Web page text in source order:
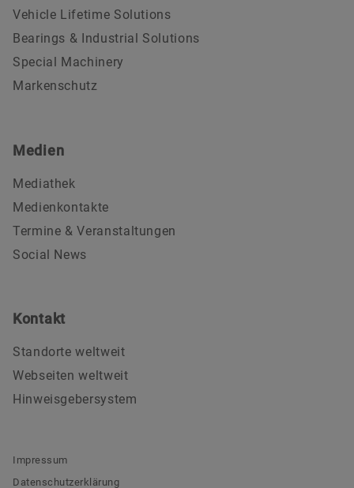
Vehicle Lifetime Solutions
Bearings & Industrial Solutions
Special Machinery
Markenschutz
Medien
Mediathek
Medienkontakte
Termine & Veranstaltungen
Social News
Kontakt
Standorte weltweit
Webseiten weltweit
Hinweisgebersystem
Impressum
Datenschutzerklärung